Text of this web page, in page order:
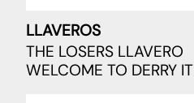
LLAVEROS
THE LOSERS LLAVERO
WELCOME TO DERRY IT